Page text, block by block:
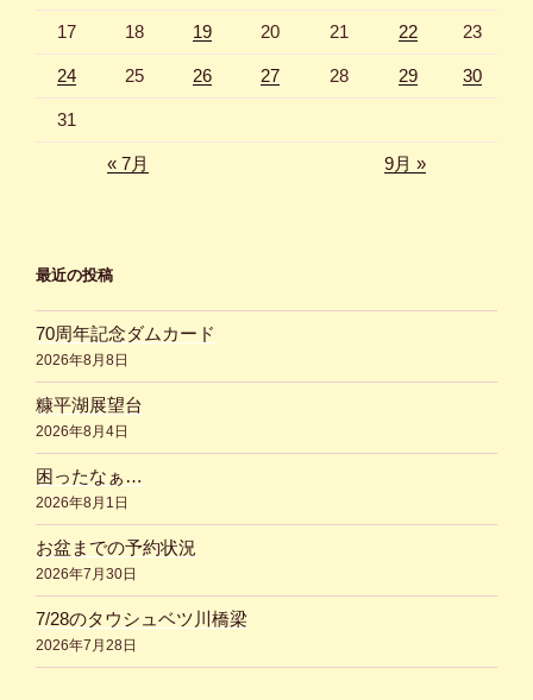
17 18 19 20 21 22 23
24 25 26 27 28 29 30
31
« 7月 9月 »
最近の投稿
70周年記念ダムカード
2026年8月8日
糠平湖展望台
2026年8月4日
困ったなぁ…
2026年8月1日
お盆までの予約状況
2026年7月30日
7/28のタウシュベツ川橋梁
2026年7月28日